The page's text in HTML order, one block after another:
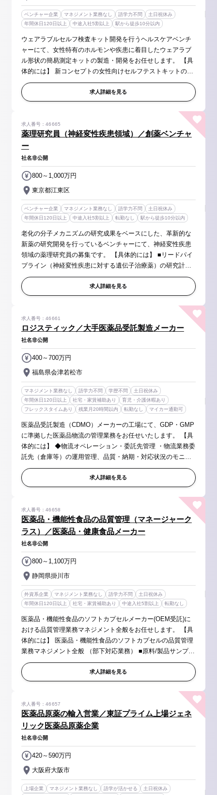
ベンチャー企業 マネジメント業務なし 語学力不問
土日祝休み
年間休日120日以上
中途入社5割以上 駅から徒歩10分以内
ウェアラブルセルフ検査キット開発を行うヘルスケアベンチ
ャーにて、女性特有のホルモンや疾患に着目したウェアラブ
ル形状の簡易測定キットの製造・開発をお任せします。 【具
体的には】 新コンセプトの女性向けセルフテストキットの製
造・開発 ■イムノクロマトストリップの製造 （イムノクロマ
トストリップとは、...
求人詳細を見る
薬理研究員（神経変性疾患領域）／創薬ベンチャ
ー
求人番号：46665
社名非公開
東京都江東区
800～1,000万円
ベンチャー企業 マネジメント業務なし 語学力不問
土日祝休み
年間休日120日以上
中途入社5割以上 転勤なし 駅から徒歩10分以内
老化の分子メカニズムの研究成果をベースにした、革新的な
新薬の研究開発を行っているベンチャーにて、神経変性疾患
領域の薬理研究員の募集です。 【具体的には】 ■リードパイ
プライン（神経変性疾患に対する遺伝子治療薬）の研究計画
立案、研究推進 ■適応疾患の拡大可能性探索、作用機序解
析、開発候補品の評価 ■...求人詳細を見る
ロジスティック／大手医薬品受託製造メーカー
求人番号：46661
社名非公開
福島県会津若松市
400～700万円
マネジメント業務なし 語学力不問 学歴不問
土日祝休み
年間休日120日以上
社宅・家賃補助あり
育児・介護休暇あり
フレックスタイムあり
残業月20時間以内 転勤なし マイカー通勤可
医薬品受託製造（CDMO）メーカーの工場にて、GDP・GMP
に準拠した医薬品物流の管理業務をお任せいたします。 【具
体的には】 ◆物流オペレーション・委託先管理 ・物流業務委
託先（倉庫等）の運用管理、品質・納期・対応状況のモニタ
リング ・トラックの配車手配、輸送会社の管理（調整、手
配、運用改善） ・入出庫...求人詳細を見る
医薬品・機能性食品の品質管理（マネージャーク
ラス）／医薬品・健康食品メーカー
求人番号：46658
社名非公開
静岡県掛川市
800～1,100万円
外資系企業 マネジメント業務なし 語学力不問
土日祝休み
年間休日120日以上
社宅・家賃補助あり 中途入社5割以上 転勤なし
医薬品・機能性食品のソフトカプセルメーカー(OEM受託)に
おける品質管理業務マネジメント全般をお任せします。 【具
体的には】 医薬品・機能性食品のソフトカプセルの品質管理
業務マネジメント全般 （部下対応業務） ■原料/製品サンプリ
ングと試験の実施 ■環境試験の実施 ■SOPの作成と改訂 ■試
験方法の改善等 ...
求人詳細を見る
医薬品原薬の輸入営業／東証プライム上場ジェネ
リック医薬品原薬企業
求人番号：46657
社名非公開
大阪府大阪市
420～590万円
上場企業 マネジメント業務なし 語学が活かせる 土日祝休み